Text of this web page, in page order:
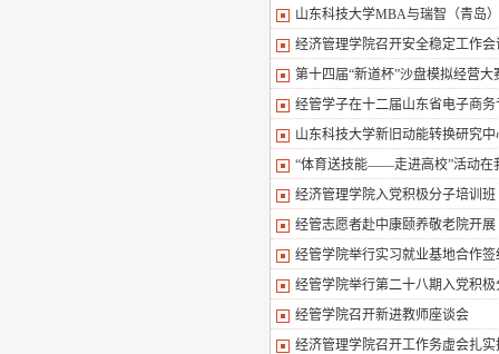
山东科技大学MBA与瑞智（青岛
经济管理学院召开安全稳定工作会
第十四届“新道杯”沙盘模拟经营
经管学子在十二届山东省电子商
山东科技大学新旧动能转换研究中
“体育送技能——走进高校”活动在
经济管理学院入党积极分子培训班
经管志愿者赴中康颐养敬老院开
经管学院举行实习就业基地合作签
经管学院举行第二十八期入党积
经管学院召开新进教师座谈会
经济管理学院召开工作务虚会扎